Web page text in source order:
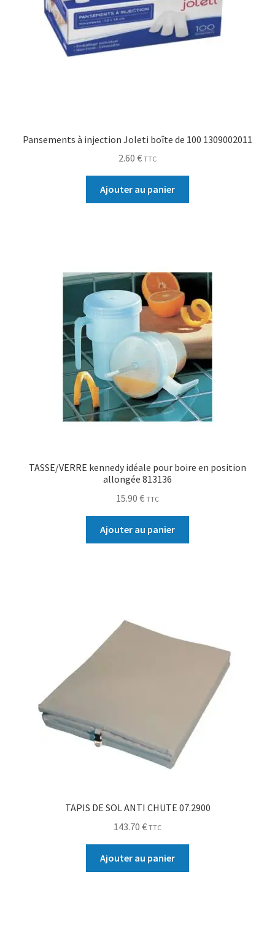
Pansements à injection Joleti boîte de 100 1309002011
2.60 € TTC
Ajouter au panier
TASSE/VERRE kennedy idéale pour boire en position
allongée 813136
15.90 € TTC
Ajouter au panier
TAPIS DE SOL ANTI CHUTE 07.2900
143.70 € TTC
Ajouter au panier